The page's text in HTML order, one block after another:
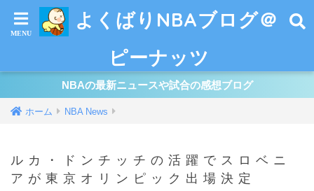
よくばりNBAブログ＠
ピーナッツ
NBAの最新ニュースや試合の感想ブログ
ホーム NBA News
ルカ・ドンチッチの活躍でスロベニ
アが東京オリンピック出場決定